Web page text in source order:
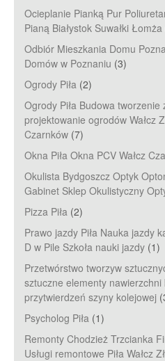
Ocieplanie Pianką Pur
Pianą Białystok Suwałki Łomża
Odbiór Mieszkania Domu
Domów w Poznaniu (3)
Ogrody Piła (2)
Ogrody Piła Budowa tworzenie
projektowanie ogrodów Wałcz
Czarnków (7)
Okna Piła Okna PCV Wałcz
Okulista Bydgoszcz Optyk
Gabinet Sklep Okulistyczny
Pizza Piła (2)
Prawo jazdy Piła Nauka jazdy
D‎ w Pile Szkoła nauki jazdy (1)
Przetwórstwo tworzyw
sztuczne elementy
przytwierdzeń szyny kolejowej
Psycholog Piła (1)
Remonty Chodzież Trzcianka
Usługi remontowe Piła Wałcz